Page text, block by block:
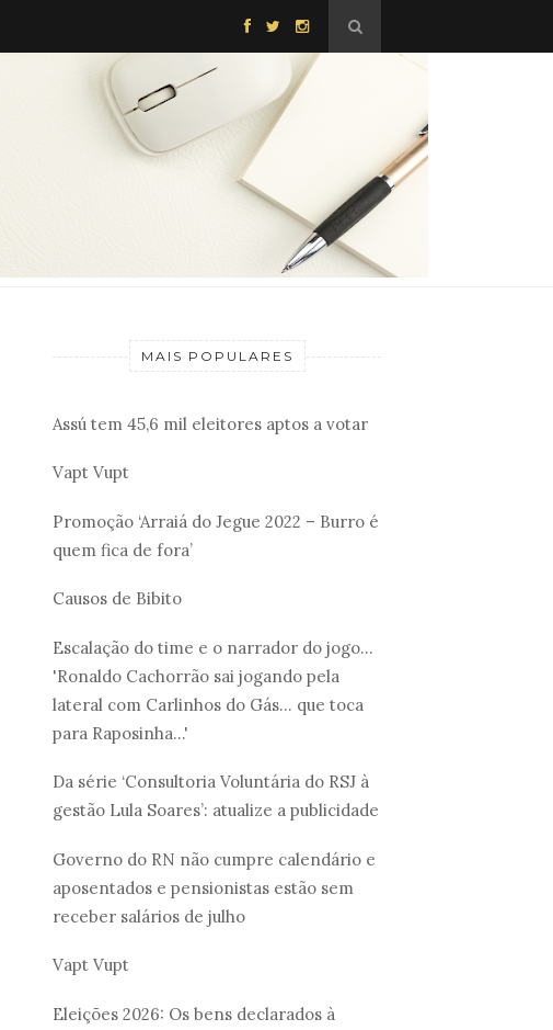
MAIS POPULARES
Assú tem 45,6 mil eleitores aptos a votar
Vapt Vupt
Promoção ‘Arraiá do Jegue 2022 – Burro é
quem fica de fora’
Causos de Bibito
Escalação do time e o narrador do jogo...
'Ronaldo Cachorrão sai jogando pela
lateral com Carlinhos do Gás... que toca
para Raposinha...'
Da série ‘Consultoria Voluntária do RSJ à
gestão Lula Soares’: atualize a publicidade
Governo do RN não cumpre calendário e
aposentados e pensionistas estão sem
receber salários de julho
Vapt Vupt
Eleições 2026: Os bens declarados à